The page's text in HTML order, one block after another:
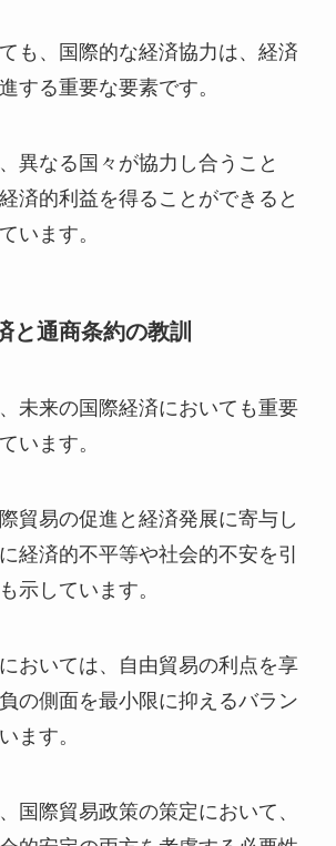
も、国際的な経済協力は、経済
する重要な要素です。
異なる国々が協力し合うこと
済的利益を得ることができると
います。
と通商条約の教訓
未来の国際経済においても重要
います。
貿易の促進と経済発展に寄与し
経済的不平等や社会的不安を引
示しています。
おいては、自由貿易の利点を享
の側面を最小限に抑えるバラン
ます。
国際貿易政策の策定において、